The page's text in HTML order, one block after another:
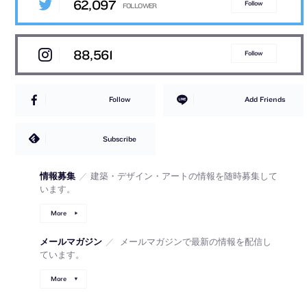
62,097 Follow
88,561 Follow
Follow Add Friends
Subscribe
情報募集 ／ 建築・デザイン・アートの情報を随時募集して
います。
More
メールマガジン ／
メールマガジンで最新の情報を配信し
ています。
More